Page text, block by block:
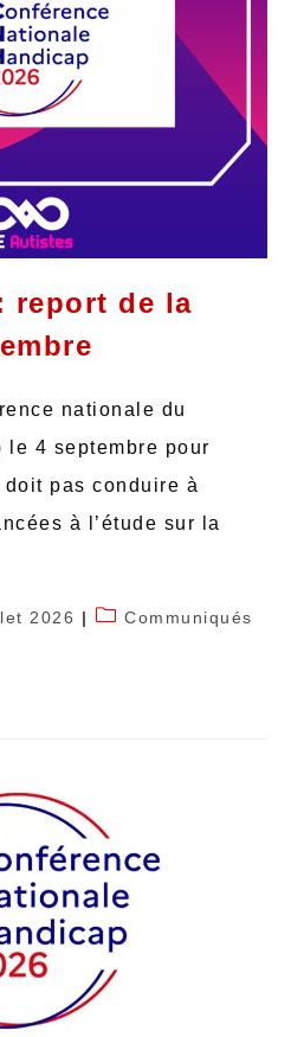
report de la
nationale du
le 4 septembre pour
pas conduire à
à l’étude sur la
2026 Communiqués